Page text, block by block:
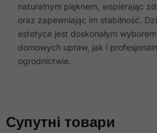
naturalnym pięknem, wspierając
oraz zapewniając im stabilność.
estetyce jest doskonałym
domowych upraw, jak i
ogrodnictwie.
Супутні товари